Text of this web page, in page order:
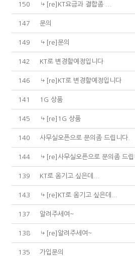
150 [re]KT요금과 결합좀 ...
147 문의
149 [re]문의
142 KT로 변경할예정입니다
146 [re]KT로 변경할예정입니다
141 1G 상품
145 [re]1G 상품
140 사무실오픈으로 문의좀 드립니다.
144 [re]사무실오픈으로 문의좀 드립
139 KT로 옴기고 싶은데...
143 [re]KT로 옴기고 싶은데...
137 알려주세여~
138 [re]알려주세여~
135 가입문의